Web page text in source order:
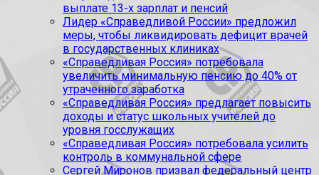
выплате 13-х зарплат и пенсий
Лидер «Справедливой России» предложил
меры, чтобы ликвидировать дефицит врачей
в государственных клиниках
«Справедливая Россия» потребовала
увеличить минимальную пенсию до 40% от
утраченного заработка
«Справедливая Россия» предлагает повысить
доходы и статус школьных учителей до
уровня госслужащих
«Справедливая Россия» потребовала усилить
контроль в коммунальной сфере
Сергей Миронов призвал федеральный центр